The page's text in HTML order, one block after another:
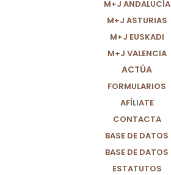
M+J ANDALUCÍA
M+J ASTURIAS
M+J EUSKADI
M+J VALENCIA
ACTÚA
FORMULARIOS
AFÍLIATE
CONTACTA
BASE DE DATOS
BASE DE DATOS
ESTATUTOS